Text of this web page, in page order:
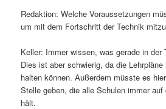
Redaktion: Welche Voraussetzungen
um mit dem Fortschritt der Technik
Keller: Immer wissen, was gerade in der
Dies ist aber schwierig, da die
halten können. Außerdem müsste es
Stelle geben, die alle Schulen immer
hält.